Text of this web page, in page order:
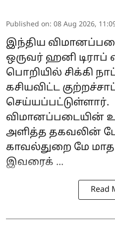
Published on: 08 Aug 2026,
இந்திய
ஒருவர் ஹனி
பொறியில் சிக்கி
கசியவிட்ட
செய்யப்பட்டுள்ளார்.
விமானப்படையின்
அளித்த தகவலின்
காவல்துறை மே மாத
இவரைக் ...
Read